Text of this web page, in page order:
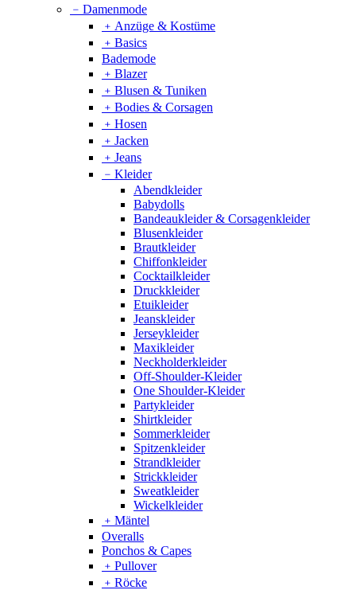
﹣ Damenmode
﹢ Anzüge & Kostüme
﹢ Basics
Bademode
﹢ Blazer
﹢ Blusen & Tuniken
﹢ Bodies & Corsagen
﹢ Hosen
﹢ Jacken
﹢ Jeans
﹣ Kleider
Abendkleider
Babydolls
Bandeaukleider & Corsagenkleider
Blusenkleider
Brautkleider
Chiffonkleider
Cocktailkleider
Druckkleider
Etuikleider
Jeanskleider
Jerseykleider
Maxikleider
Neckholderkleider
Off-Shoulder-Kleider
One Shoulder-Kleider
Partykleider
Shirtkleider
Sommerkleider
Spitzenkleider
Strandkleider
Strickkleider
Sweatkleider
Wickelkleider
﹢ Mäntel
Overalls
Ponchos & Capes
﹢ Pullover
﹢ Röcke